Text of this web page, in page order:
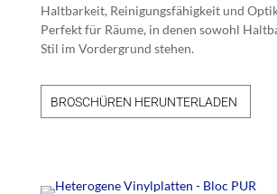
Haltbarkeit, Reinigungsfähigkeit und
Perfekt für Räume, in denen sowohl
Stil im Vordergrund stehen.
BROSCHÜREN HERUNTERLADEN